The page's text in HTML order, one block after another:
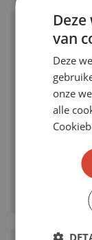
Heb je
onze
Contact
van
Deze
onze
alle